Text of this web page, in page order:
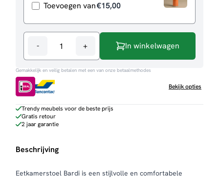
Toevoegen van€15,00
-
Eetkamerstoel
Bardi
aantal
+ In winkelwagen
Gemakkelijk en veilig betalen met een van onze betaalmethodes
Bekijk opties
Trendy meubels voor de beste prijs
Gratis retour
2 jaar garantie
Beschrijving
Eetkamerstoel Bardi is een stijlvolle en comfortabele